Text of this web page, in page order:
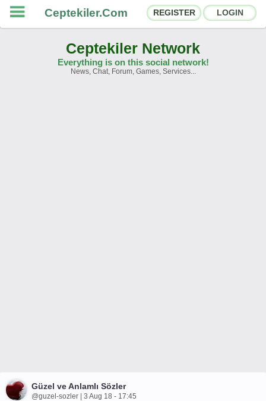
Ceptekiler.Com REGISTER LOGIN
Ceptekiler Network
Everything is on this social network!
News, Chat, Forum, Games, Services...
Güzel ve Anlamlı Sözler
@guzel-sozler | 3 Aug 18 - 17:45